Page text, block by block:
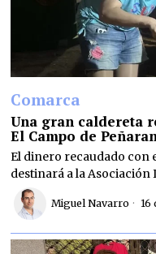
Comarca
Una gran caldereta
El Campo de
El dinero recaudado con
destinará a la Asociación
Miguel Navarro 16